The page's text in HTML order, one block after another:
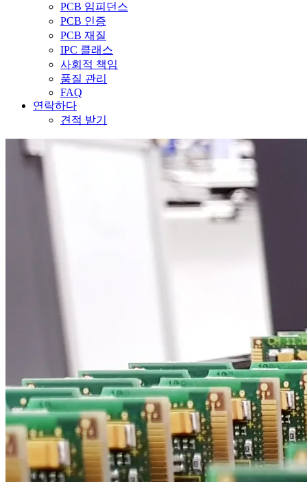
PCB 임피던스
PCB 인증
PCB 재질
IPC 클래스
사회적 책임
품질 관리
FAQ
연락하다
견적 받기